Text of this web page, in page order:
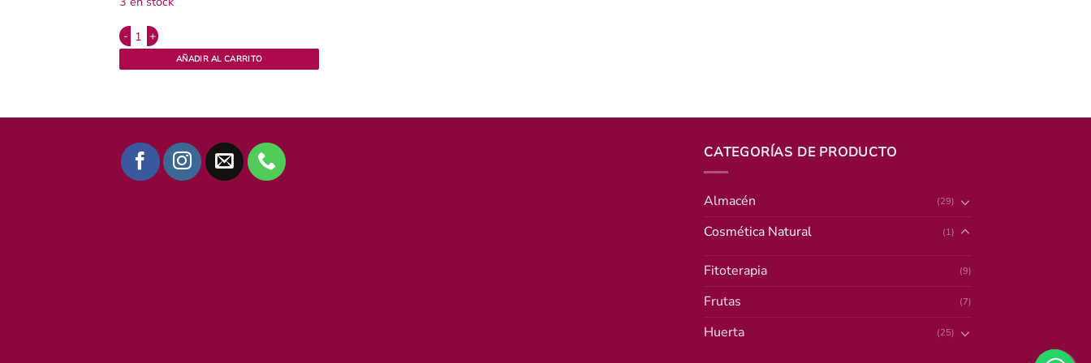
Hilo dental biodegradable vegano x 30 mts. Meraki cantidad
AÑADIR AL CARRITO
CATEGORÍAS DE PRODUCTO
Almacén (29)
Cosmética Natural (1)
Fitoterapia (9)
Frutas (7)
Huerta (25)